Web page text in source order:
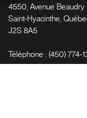
4550, Avenue Beaudry
Saint-Hyacinthe
J2S 8A5
Téléphone : (450) 774-